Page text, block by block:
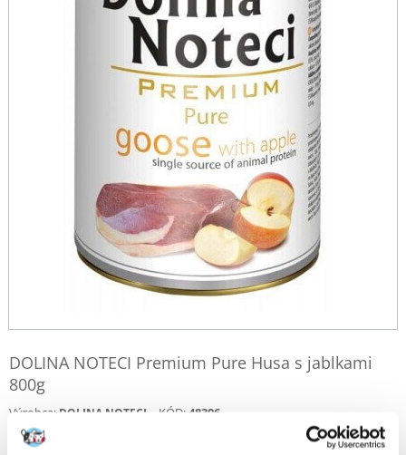
DOLINA NOTECI Premium Pure Husa s jablkami
800g
Výrobca: DOLINA NOTECI KÓD: 48306
Napísať recenziu